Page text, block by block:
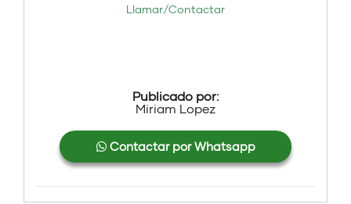
Llamar/Contactar
Publicado por:
Miriam Lopez
Contactar por Whatsapp